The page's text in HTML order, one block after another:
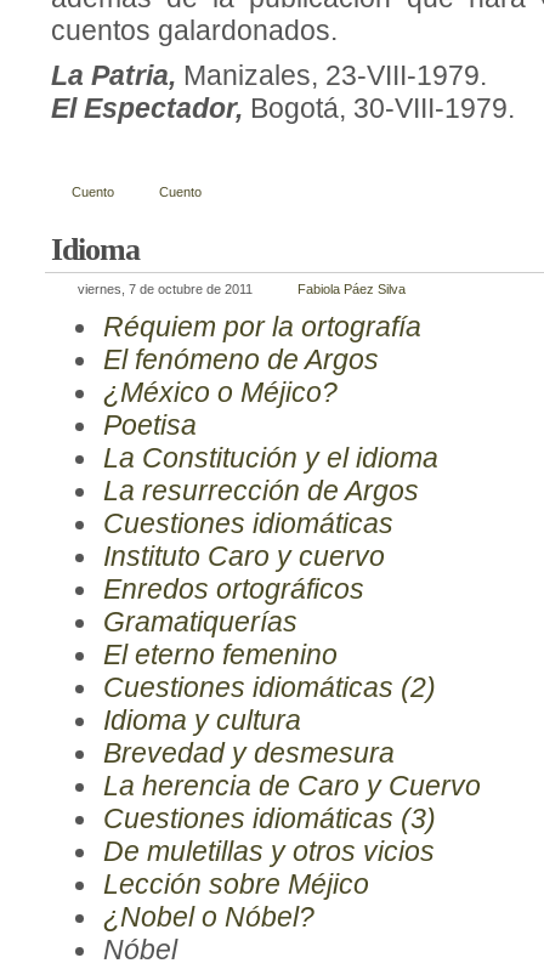
cuentos galardona­dos.
La Patria, Manizales, 23-VIII-1979.
El Espectador, Bogotá, 30-VIII-1979.
Cuento Cuento
Idioma
viernes, 7 de octubre de 2011 Fabiola Páez Silva
Réquiem por la ortografía
El fenómeno de Argos
¿México o Méjico?
Poetisa
La Constitución y el idioma
La resurrección de Argos
Cuestiones idiomáticas
Instituto Caro y cuervo
Enredos ortográficos
Gramatiquerías
El eterno femenino
Cuestiones idiomáticas (2)
Idioma y cultura
Brevedad y desmesura
La herencia de Caro y Cuervo
Cuestiones idiomáticas (3)
De muletillas y otros vicios
Lección sobre Méjico
¿Nobel o Nóbel?
Nóbel